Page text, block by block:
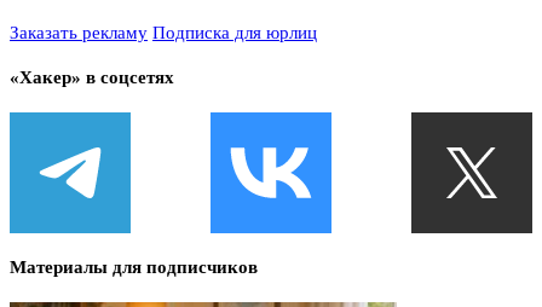
Заказать рекламу Подписка для юрлиц
«Хакер» в соцсетях
Материалы для подписчиков